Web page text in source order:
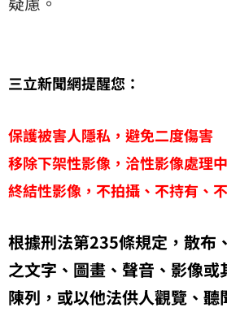
三立新聞網提醒您：
保護被害人隱私，避免二度傷害
移除下架性影像，洽性影像處理
終結性影像，不拍攝、不持有、
根據刑法第235條規定，散布
之文字、圖畫、聲音、影像
陳列，或以他法供人觀覽、聽